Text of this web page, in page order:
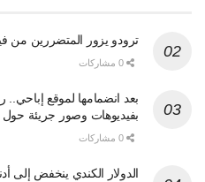
ترودو يزور المتضررين من
بعد انضمامها لموقع
بفيديوهات وصور جريئة حول
الدولار الكندي ينخفض إلى